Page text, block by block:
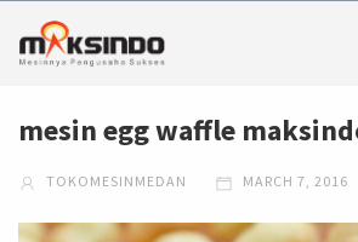
mesin egg waffle
TOKOMESINMEDAN MARCH 7, 2016